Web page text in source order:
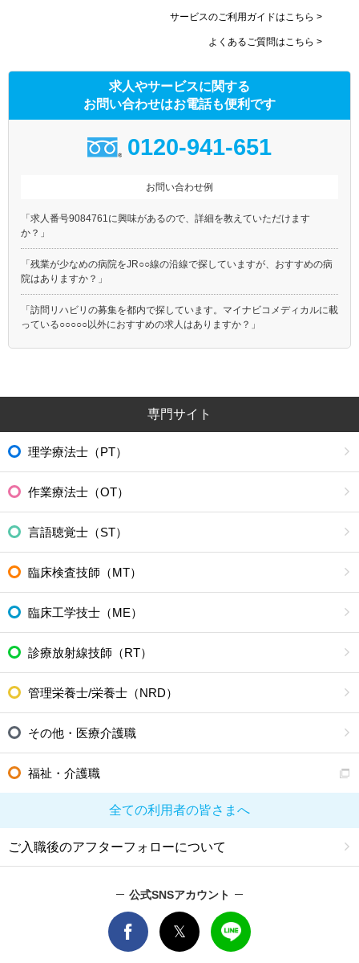
サービスのご利用ガイドはこちら >
よくあるご質問はこちら >
求人やサービスに関する
お問い合わせはお電話も便利です
0120-941-651
お問い合わせ例
「求人番号9084761に興味があるので、詳細を教えていただけます
か？」
「残業が少なめの病院をJR○○線の沿線で探していますが、おすすめの病
院はありますか？」
「訪問リハビリの募集を都内で探しています。マイナビコメディカルに載
っている○○○○○以外におすすめの求人はありますか？」
専門サイト
理学療法士（PT）
作業療法士（OT）
言語聴覚士（ST）
臨床検査技師（MT）
臨床工学技士（ME）
診療放射線技師（RT）
管理栄養士/栄養士（NRD）
その他・医療介護職
福祉・介護職
全ての利用者の皆さまへ
ご入職後のアフターフォローについて
公式SNSアカウント